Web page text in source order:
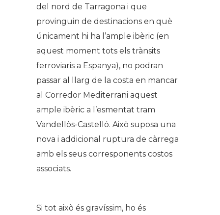
del nord de Tarragona i que
provinguin de destinacions en què
únicament hi ha l’ample ibèric (en
aquest moment tots els trànsits
ferroviaris a Espanya), no podran
passar al llarg de la costa en mancar
al Corredor Mediterrani aquest
ample ibèric a l’esmentat tram
Vandellòs-Castelló. Això suposa una
nova i addicional ruptura de càrrega
amb els seus corresponents costos
associats.
Si tot això és gravíssim, ho és